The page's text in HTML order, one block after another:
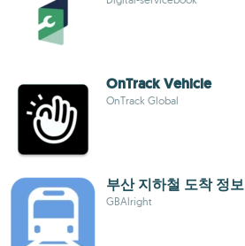
OnTrack Vehicle
OnTrack Global
부산 지하철 도착 정보
GBAlright